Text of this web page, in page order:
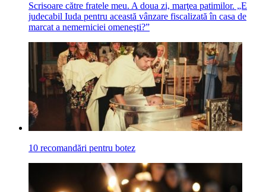
Scrisoare către fratele meu. A doua zi, marţea patimilor. „E
judecabil Iuda pentru această vânzare fiscalizată în casa de
marcat a nemerniciei omeneşti?”
10 recomandări pentru botez